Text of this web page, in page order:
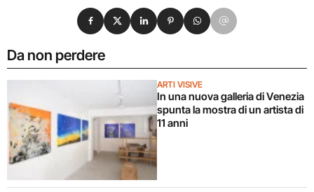
Da non perdere
ARTI VISIVE
In una nuova galleria di Venezia
spunta la mostra di un artista di
11 anni
Condividi su Facebook
Condividi su X
Condividi su LinkedIn
Condividi su Pinterest
Condividi su WhatsApp
Condividi su Email